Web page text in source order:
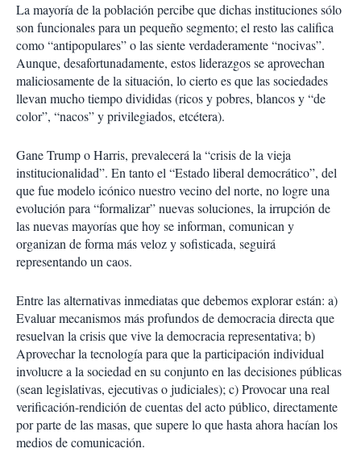
La mayoría de la población percibe que dichas instituciones sólo
son funcionales para un pequeño segmento; el resto las califica
como “antipopulares” o las siente verdaderamente “nocivas”.
Aunque, desafortunadamente, estos liderazgos se aprovechan
maliciosamente de la situación, lo cierto es que las sociedades
llevan mucho tiempo divididas (ricos y pobres, blancos y “de
color”, “nacos” y privilegiados, etcétera).
Gane Trump o Harris, prevalecerá la “crisis de la vieja
institucionalidad”. En tanto el “Estado liberal democrático”, del
que fue modelo icónico nuestro vecino del norte, no logre una
evolución para “formalizar” nuevas soluciones, la irrupción de
las nuevas mayorías que hoy se informan, comunican y
organizan de forma más veloz y sofisticada, seguirá
representando un caos.
Entre las alternativas inmediatas que debemos explorar están: a)
Evaluar mecanismos más profundos de democracia directa que
resuelvan la crisis que vive la democracia representativa; b)
Aprovechar la tecnología para que la participación individual
involucre a la sociedad en su conjunto en las decisiones públicas
(sean legislativas, ejecutivas o judiciales); c) Provocar una real
verificación-rendición de cuentas del acto público, directamente
por parte de las masas, que supere lo que hasta ahora hacían los
medios de comunicación.